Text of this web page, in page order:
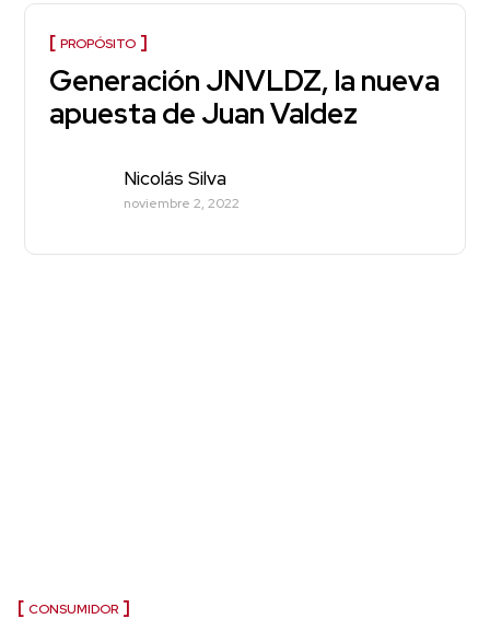
PROPÓSITO
Generación JNVLDZ, la nueva
apuesta de Juan Valdez
Nicolás Silva
noviembre 2, 2022
CONSUMIDOR